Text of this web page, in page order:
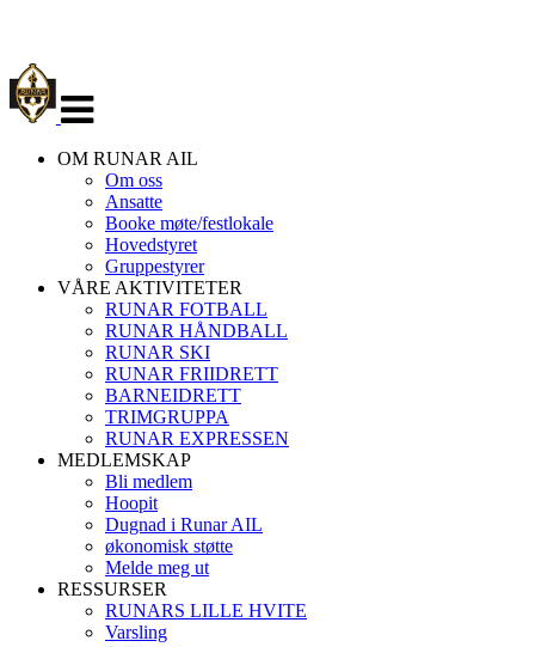
navigasjon
OM RUNAR AIL
Om oss
Ansatte
Booke møte/festlokale
Hovedstyret
Gruppestyrer
VÅRE AKTIVITETER
RUNAR FOTBALL
RUNAR HÅNDBALL
RUNAR SKI
RUNAR FRIIDRETT
BARNEIDRETT
TRIMGRUPPA
RUNAR EXPRESSEN
MEDLEMSKAP
Bli medlem
Hoopit
Dugnad i Runar AIL
økonomisk støtte
Melde meg ut
RESSURSER
RUNARS LILLE HVITE
Varsling